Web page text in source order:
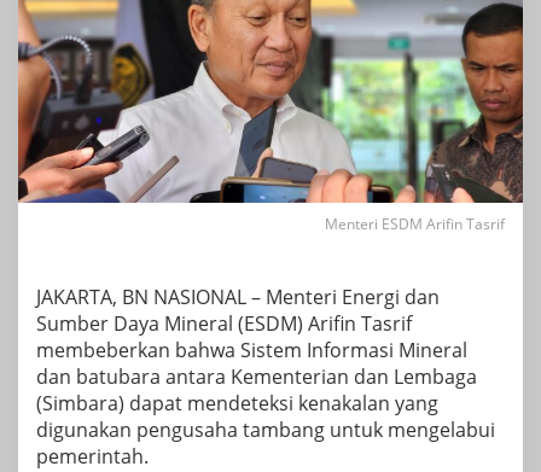
Menteri ESDM Arifin Tasrif
JAKARTA, BN NASIONAL – Menteri Energi dan
Sumber Daya Mineral (ESDM) Arifin Tasrif
membeberkan bahwa Sistem Informasi Mineral
dan batubara antara Kementerian dan Lembaga
(Simbara) dapat mendeteksi kenakalan yang
digunakan pengusaha tambang untuk mengelabui
pemerintah.